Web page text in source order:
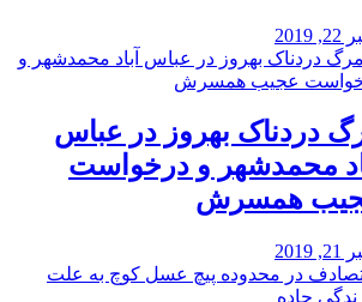
دردناک بهروز در عباس
محمدشهر و درخواست
همسرش